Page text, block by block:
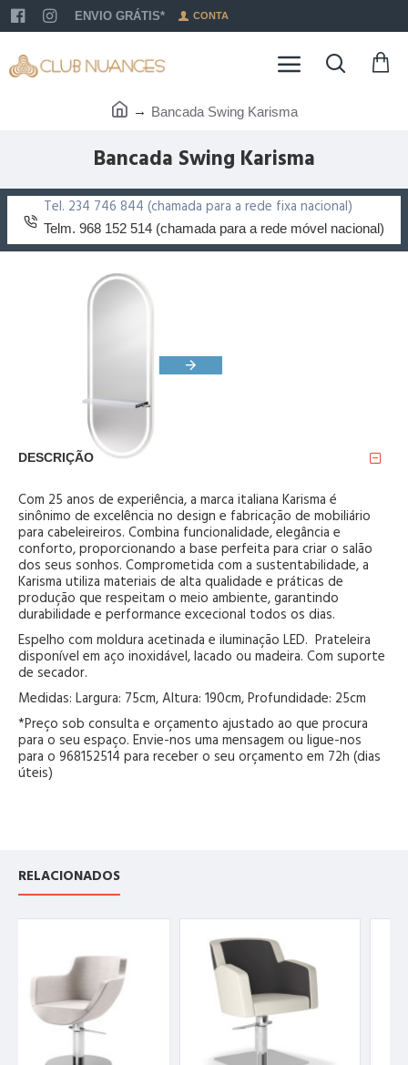
ENVIO GRÁTIS* CONTA
Bancada Swing Karisma
Bancada Swing Karisma
Tel. 234 746 844 (chamada para a rede fixa nacional)
Telm. 968 152 514 (chamada para a rede móvel nacional)
DESCRIÇÃO
Com 25 anos de experiência, a marca italiana Karisma é
sinônimo de excelência no design e fabricação de mobiliário
para cabeleireiros. Combina funcionalidade, elegância e
conforto, proporcionando a base perfeita para criar o salão
dos seus sonhos. Comprometida com a sustentabilidade, a
Karisma utiliza materiais de alta qualidade e práticas de
produção que respeitam o meio ambiente, garantindo
durabilidade e performance excecional todos os dias.
Espelho com moldura acetinada e iluminação LED. Prateleira
disponível em aço inoxidável, lacado ou madeira. Com suporte
de secador.
Medidas: Largura: 75cm, Altura: 190cm, Profundidade: 25cm
*Preço sob consulta e orçamento ajustado ao que procura
para o seu espaço. Envie-nos uma mensagem ou ligue-nos
para o 968152514 para receber o seu orçamento em 72h (dias
úteis)
RELACIONADOS